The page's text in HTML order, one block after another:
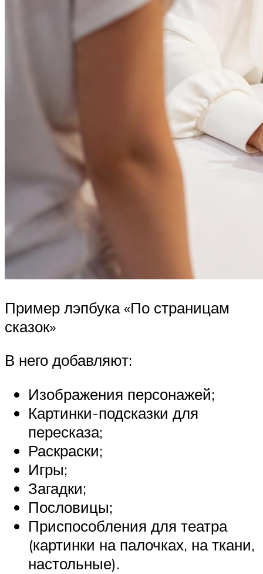
Пример лэпбука «По страницам
сказок»
В него добавляют:
Изображения персонажей;
Картинки-подсказки для
пересказа;
Раскраски;
Игры;
Загадки;
Пословицы;
Приспособления для театра
(картинки на палочках, на ткани,
настольные).